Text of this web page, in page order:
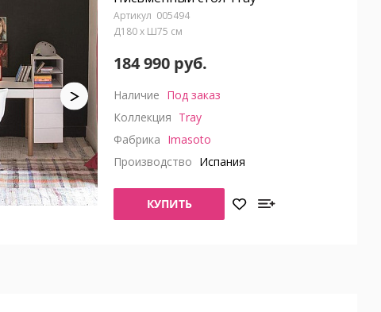
005494
Д180 x Ш75 см
184 990 руб.
Наличие Под заказ
Коллекция Tray
Фабрика Imasoto
Производство Испания
КУПИТЬ